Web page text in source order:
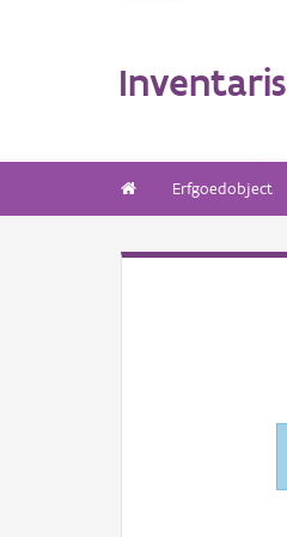
Inventaris
Erfgoedobject